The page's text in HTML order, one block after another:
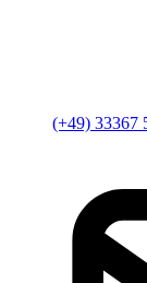
(+49) 33367